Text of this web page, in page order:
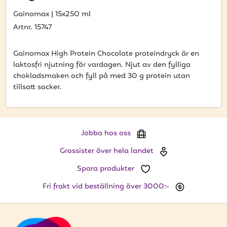
Ange din e-postadress nedan för att ta del av våra
nyheter och erbjudanden.
E-postadress
PRENUMERERA
Gainomax | 15x250 ml
Artnr. 15747
Gainomax High Protein Chocolate proteindryck är en
laktosfri njutning för vardagen. Njut av den fylliga
chokladsmaken och fyll på med 30 g protein utan
tillsatt socker.
Jobba hos oss
Grossister över hela landet
Spara produkter
Fri frakt vid beställning över 3000:-